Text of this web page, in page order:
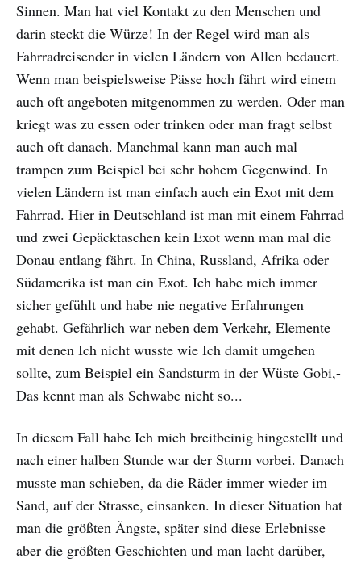
Sinnen. Man hat viel Kontakt zu den Menschen und
darin steckt die Würze! In der Regel wird man als
Fahrradreisender in vielen Ländern von Allen bedauert.
Wenn man beispielsweise Pässe hoch fährt wird einem
auch oft angeboten mitgenommen zu werden. Oder man
kriegt was zu essen oder trinken oder man fragt selbst
auch oft danach. Manchmal kann man auch mal
trampen zum Beispiel bei sehr hohem Gegenwind. In
vielen Ländern ist man einfach auch ein Exot mit dem
Fahrrad. Hier in Deutschland ist man mit einem Fahrrad
und zwei Gepäcktaschen kein Exot wenn man mal die
Donau entlang fährt. In China, Russland, Afrika oder
Südamerika ist man ein Exot. Ich habe mich immer
sicher gefühlt und habe nie negative Erfahrungen
gehabt. Gefährlich war neben dem Verkehr, Elemente
mit denen Ich nicht wusste wie Ich damit umgehen
sollte, zum Beispiel ein Sandsturm in der Wüste Gobi,-
Das kennt man als Schwabe nicht so...
In diesem Fall habe Ich mich breitbeinig hingestellt und
nach einer halben Stunde war der Sturm vorbei. Danach
musste man schieben, da die Räder immer wieder im
Sand, auf der Strasse, einsanken. In dieser Situation hat
man die größten Ängste, später sind diese Erlebnisse
aber die größten Geschichten und man lacht darüber,